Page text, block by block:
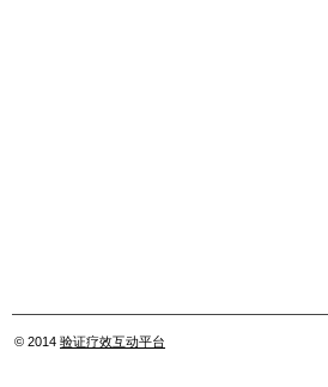
© 2014 验证疗效互动平台